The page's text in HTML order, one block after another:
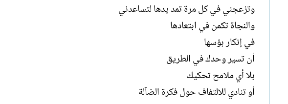
وتزعجني في كل مرة تمد يدها لتساعدني
والنجاة تكمن في ابتعادها
في إنكار بؤسها
أن تسير وحدك في الطريق
بلا أي ملامح تحكيك
أو تنادي للالتفاف حول فكرة الضآلة